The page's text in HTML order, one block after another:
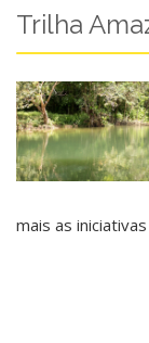
Trilha
mais as